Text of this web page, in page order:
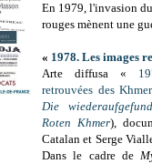
En 1979, l'invasion
rouges mènent une
« 1978. Les images
Arte diffusa «
retrouvées des
Die
Roten Khmer),
Catalan et Serge
Dans le cadre de